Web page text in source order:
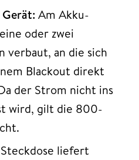
Am Akku-
oder zwei
verbaut, an die sich
Blackout direkt
der Strom nicht ins
wird, gilt die 800-
Steckdose liefert